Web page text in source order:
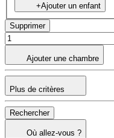
+Ajouter un enfant
Supprimer
Ajouter une chambre
Plus de critères
Rechercher
Où allez-vous ?